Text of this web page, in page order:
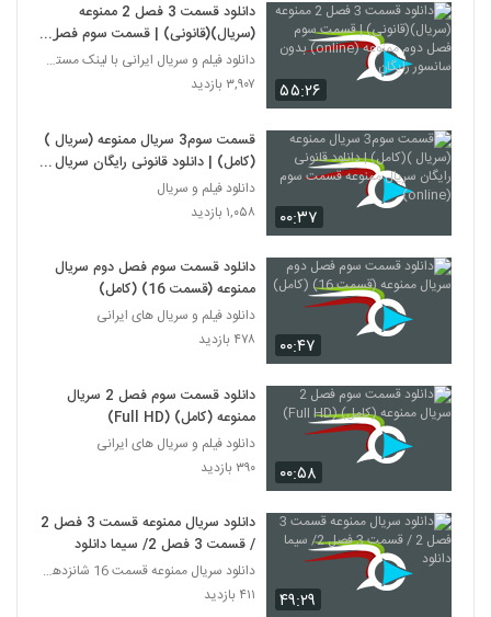
۵۵:۲۶
دانلود قسمت 3 فصل 2 ممنوعه
(سریال)(قانونی) | قسمت سوم فصل
دوم ممنوعه (online) بدون سانسور
رایگان
دانلود فیلم و سریال ایرانی با لینک مستقیم
۳,۹۰۷ بازدید
۰۰:۳۷
قسمت سوم3 سریال ممنوعه (سریال )
(کامل) | دانلود قانونی رایگان سریال
ممنوعه قسمت سوم (online)
دانلود فیلم و سریال
۱,۰۵۸ بازدید
۰۰:۴۷
دانلود قسمت سوم فصل دوم سریال
ممنوعه (قسمت 16) (کامل)
دانلود فیلم و سریال های ایرانی
۴۷۸ بازدید
۰۰:۵۸
دانلود قسمت سوم فصل 2 سریال
ممنوعه (کامل) (Full HD)
دانلود فیلم و سریال های ایرانی
۳۹۰ بازدید
۴۹:۲۹
دانلود سریال ممنوعه قسمت 3 فصل 2
/ قسمت 3 فصل 2/ سیما دانلود
دانلود سریال ممنوعه قسمت 16 شانزدهم |قسمت سوم فصل
۴۱۱ بازدید